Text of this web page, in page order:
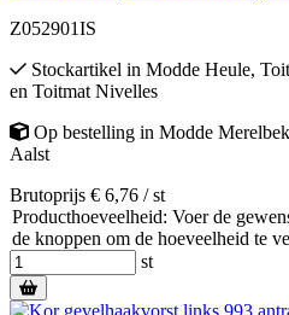
Z052901IS
Stockartikel in Modde Heule,
en Toitmat Nivelles
Op bestelling in Modde
Aalst
Brutoprijs € 6,76 / st
Producthoeveelheid: Voer de
de knoppen om de hoeveelheid te
st